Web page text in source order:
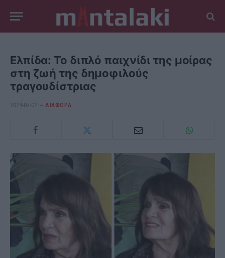
Ελπίδα: Το διπλό παιχνίδι της μοίρας
στη ζωή της δημοφιλούς
τραγουδίστριας
2024-07-02 ΔΙΆΦΟΡΑ